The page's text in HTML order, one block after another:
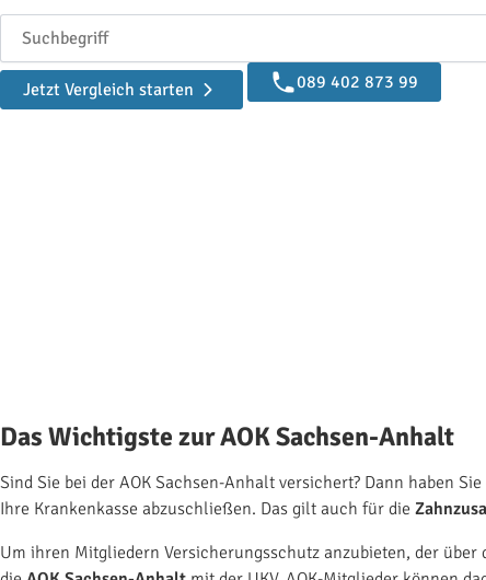
Suchbegriff
Jetzt Vergleich starten
089 402 873 99
Das Wichtigste zur AOK Sachsen-Anhalt
Sind Sie bei der AOK Sachsen-Anhalt versichert? Dann haben
Ihre Krankenkasse abzuschließen. Das gilt auch für die
Um ihren Mitgliedern Versicherungsschutz anzubieten, der